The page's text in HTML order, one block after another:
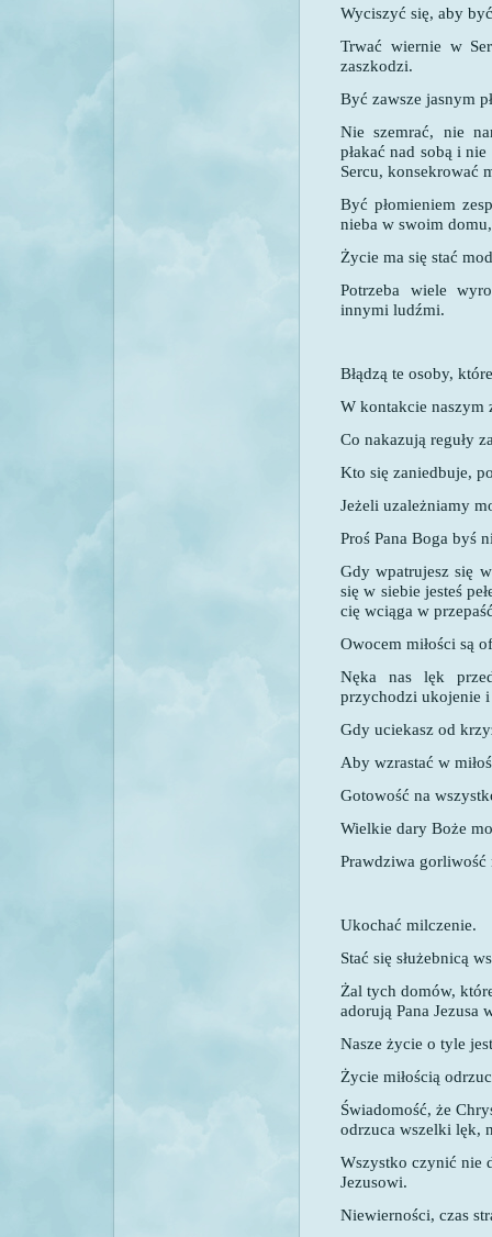
Wyciszyć się, aby
Trwać wiernie w
zaszkodzi.
Być zawsze jasnym
Nie szemrać, nie
płakać nad sobą i
Sercu, konsekrować
Być płomieniem
nieba w swoim
Życie ma się stać
Potrzeba wiele
innymi ludźmi.
Błądzą te osoby,
W kontakcie naszym
Co nakazują reguły
Kto się zaniedbuje,
Jeżeli uzależniamy
Proś Pana Boga byś
Gdy wpatrujesz się
się w siebie jesteś
cię wciąga w
Owocem miłości są
Nęka nas lęk
przychodzi ukojenie
Gdy uciekasz od
Aby wzrastać w
Gotowość na
Wielkie dary Boże
Prawdziwa gorliwość
Ukochać milczenie.
Stać się służebnicą
Żal tych domów,
adorują Pana Jezusa
Nasze życie o tyle
Życie miłością
Świadomość, że
odrzuca wszelki lęk,
Wszystko czynić nie
Jezusowi.
Niewierności, czas